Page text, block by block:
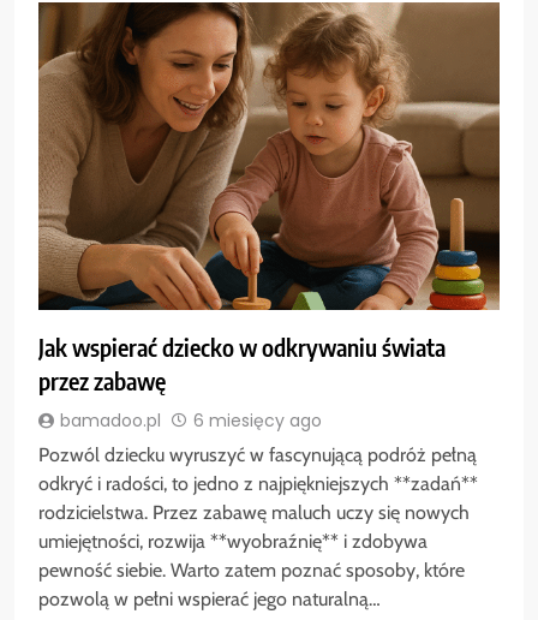
Jak wspierać dziecko w odkrywaniu świata
przez zabawę
bamadoo.pl 6 miesięcy ago
Pozwól dziecku wyruszyć w fascynującą podróż pełną
odkryć i radości, to jedno z najpiękniejszych **zadań**
rodzicielstwa. Przez zabawę maluch uczy się nowych
umiejętności, rozwija **wyobraźnię** i zdobywa
pewność siebie. Warto zatem poznać sposoby, które
pozwolą w pełni wspierać jego naturalną…